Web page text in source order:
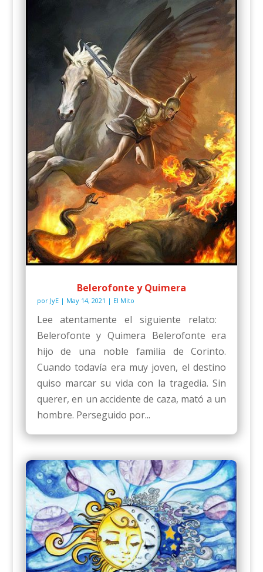
Belerofonte y Quimera
por JyE| May 14, 2021 | El Mito
Lee atentamente el siguiente relato:
Belerofonte y Quimera Belerofonte era
hijo de una noble familia de Corinto.
Cuando todavía era muy joven, el destino
quiso marcar su vida con la tragedia. Sin
querer, en un accidente de caza, mató a un
hombre. Perseguido por...